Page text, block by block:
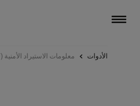
الأدوات معلومات الاستيراد الأمنية (ISF)